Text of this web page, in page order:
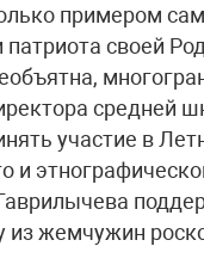
примером
своей
участие в
и
из жемчужин